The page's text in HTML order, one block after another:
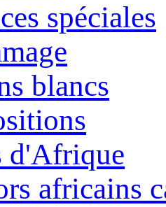
spéciales
blancs
d'Afrique
africains